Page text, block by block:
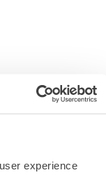
experience